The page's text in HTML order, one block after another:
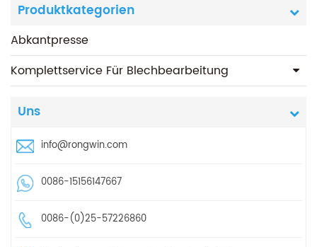
Produktkategorien
Abkantpresse
Komplettservice Für Blechbearbeitung
Uns
info@rongwin.com
0086-15156147667
0086-(0)25-57226860